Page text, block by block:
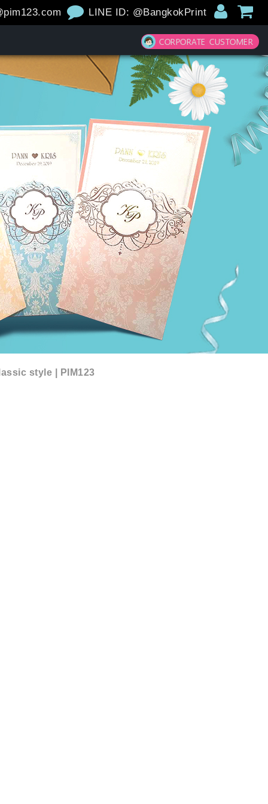
LINE ID: @BangkokPrint
CORPORATE CUSTOMER
style | PIM123